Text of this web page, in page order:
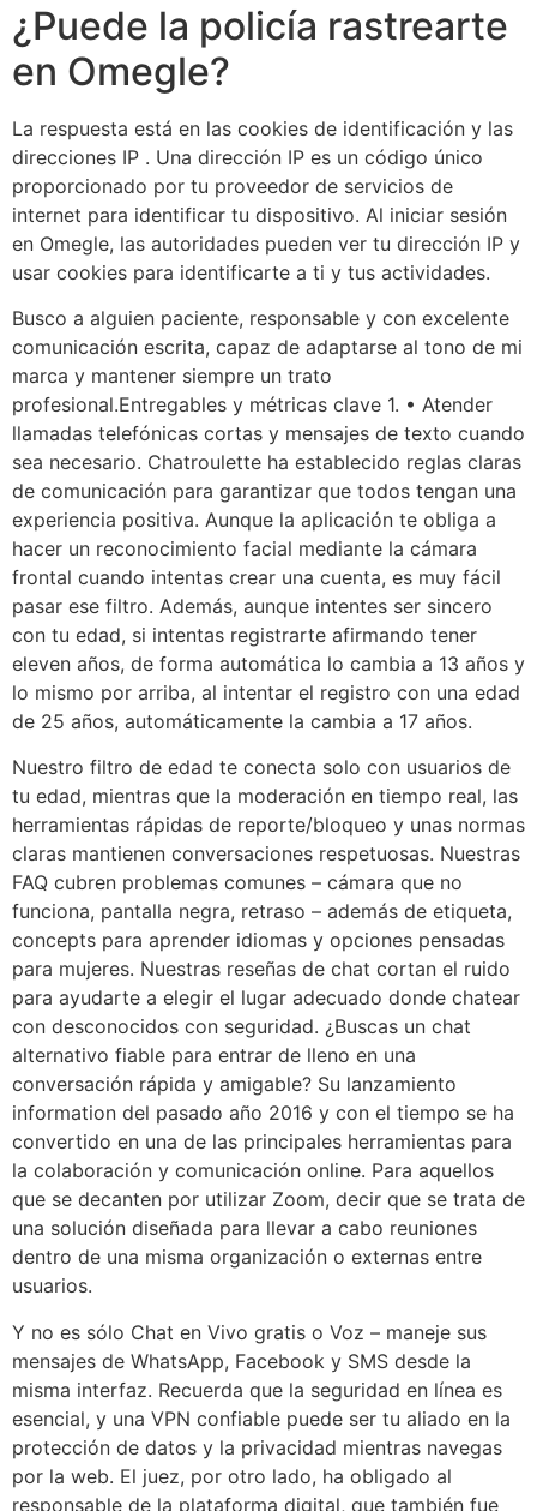
¿Puede la policía rastrearte
en Omegle?
La respuesta está en las cookies de identificación y las
direcciones IP . Una dirección IP es un código único
proporcionado por tu proveedor de servicios de
internet para identificar tu dispositivo. Al iniciar sesión
en Omegle, las autoridades pueden ver tu dirección IP y
usar cookies para identificarte a ti y tus actividades.
Busco a alguien paciente, responsable y con excelente
comunicación escrita, capaz de adaptarse al tono de mi
marca y mantener siempre un trato
profesional.Entregables y métricas clave 1. • Atender
llamadas telefónicas cortas y mensajes de texto cuando
sea necesario. Chatroulette ha establecido reglas claras
de comunicación para garantizar que todos tengan una
experiencia positiva. Aunque la aplicación te obliga a
hacer un reconocimiento facial mediante la cámara
frontal cuando intentas crear una cuenta, es muy fácil
pasar ese filtro. Además, aunque intentes ser sincero
con tu edad, si intentas registrarte afirmando tener
eleven años, de forma automática lo cambia a 13 años y
lo mismo por arriba, al intentar el registro con una edad
de 25 años, automáticamente la cambia a 17 años.
Nuestro filtro de edad te conecta solo con usuarios de
tu edad, mientras que la moderación en tiempo real, las
herramientas rápidas de reporte/bloqueo y unas normas
claras mantienen conversaciones respetuosas. Nuestras
FAQ cubren problemas comunes – cámara que no
funciona, pantalla negra, retraso – además de etiqueta,
concepts para aprender idiomas y opciones pensadas
para mujeres. Nuestras reseñas de chat cortan el ruido
para ayudarte a elegir el lugar adecuado donde chatear
con desconocidos con seguridad. ¿Buscas un chat
alternativo fiable para entrar de lleno en una
conversación rápida y amigable? Su lanzamiento
information del pasado año 2016 y con el tiempo se ha
convertido en una de las principales herramientas para
la colaboración y comunicación online. Para aquellos
que se decanten por utilizar Zoom, decir que se trata de
una solución diseñada para llevar a cabo reuniones
dentro de una misma organización o externas entre
usuarios.
Y no es sólo Chat en Vivo gratis o Voz – maneje sus
mensajes de WhatsApp, Facebook y SMS desde la
misma interfaz. Recuerda que la seguridad en línea es
esencial, y una VPN confiable puede ser tu aliado en la
protección de datos y la privacidad mientras navegas
por la web. El juez, por otro lado, ha obligado al
responsable de la plataforma digital, que también fue